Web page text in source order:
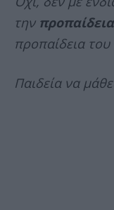
τηνπροπαίδεια
προπαίδεια του
Παιδεία να